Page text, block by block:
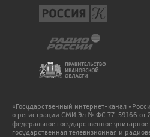
«Государственный интернет-канал
о регистрации СМИ Эл № ФС 77-59166 от
федеральное государственное
государственная телевизионная и